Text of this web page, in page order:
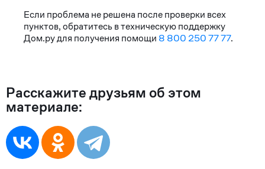
Если проблема не решена после проверки всех
пунктов, обратитесь в техническую поддержку
Дом.ру для получения помощи 8 800 250 77 77.
Расскажите друзьям об этом
материале: